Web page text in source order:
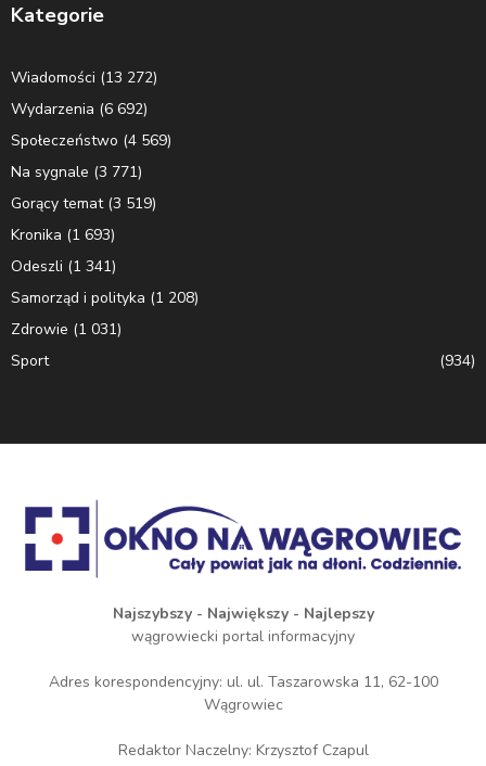
Kategorie
Wiadomości (13 272)
Wydarzenia (6 692)
Społeczeństwo (4 569)
Na sygnale (3 771)
Gorący temat(3 519)
Kronika (1 693)
Odeszli (1 341)
Samorząd i polityka (1 208)
Zdrowie (1 031)
Sport
(934)
Najszybszy - Największy - Najlepszy
wągrowiecki portal informacyjny
Adres korespondencyjny: ul. ul. Taszarowska 11, 62-100
Wągrowiec
Redaktor Naczelny: Krzysztof Czapul